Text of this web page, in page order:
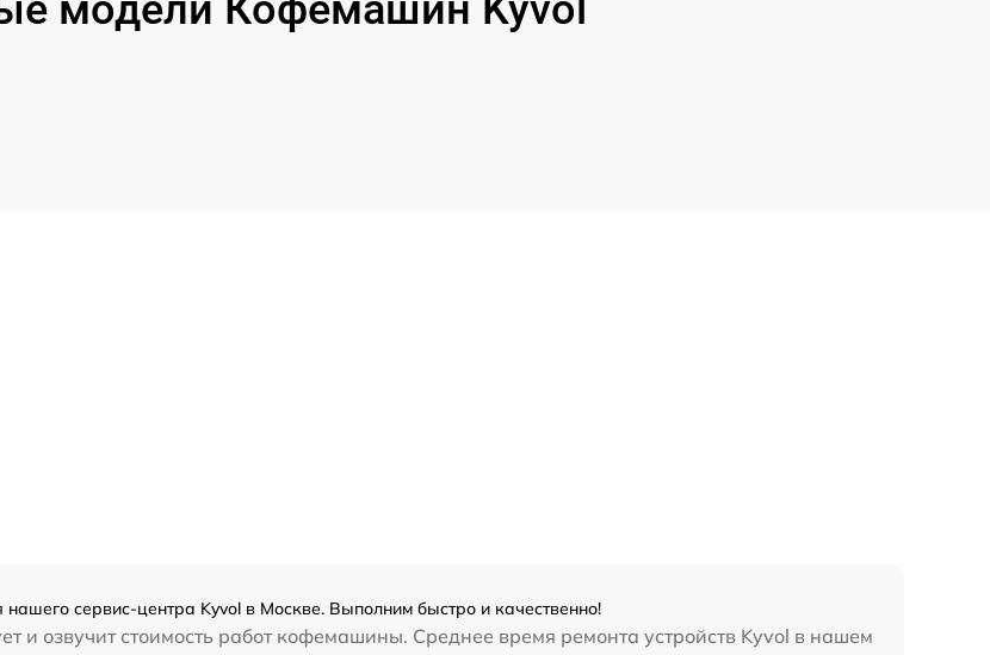
сервис-центра Kyvol в Москве. Выполним быстро и качественно!
и озвучит стоимость работ кофемашины. Среднее время ремонта устройств Kyvol в нашем